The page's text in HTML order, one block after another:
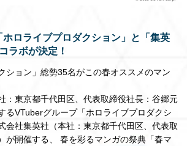
ロライブプロダクション」と「集英
ラボが決定！
ション」総勢35名がこの春オススメのマン
：東京都千代田区、代表取締役社長：谷郷元
るVTuberグループ「ホロライブプロダクシ
会社集英社（本社：東京都千代田区、代表取
が開催する、 春を彩るマンガの祭典「春マ